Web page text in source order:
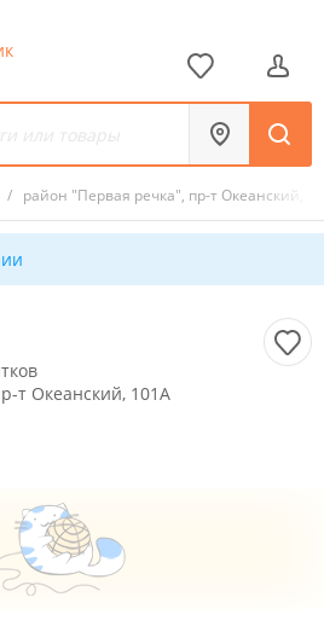
/ район "Первая речка", пр-т Океанский,
т Океанский, 101А